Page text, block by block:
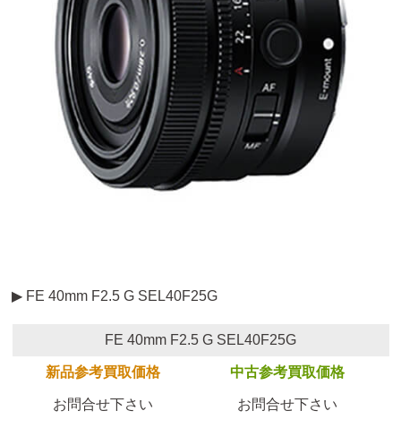
▶ FE 40mm F2.5 G SEL40F25G
FE 40mm F2.5 G SEL40F25G
新品参考買取価格 中古参考買取価格
お問合せ下さい お問合せ下さい